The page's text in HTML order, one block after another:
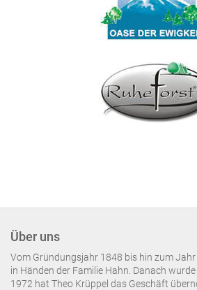
Über uns
Vom Gründungsjahr 1848 bis hin zum
in Händen der Familie Hahn. Danach
1972 hat Theo Krüppel das Geschäft